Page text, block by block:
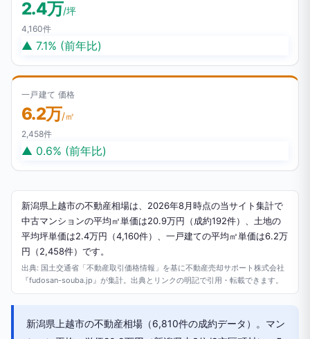
2.4万/坪
4,160件
▲ 7.1% (前年比)
一戸建て 価格
6.2万/㎡
2,458件
▲ 0.6% (前年比)
新潟県上越市の不動産相場は、2026年8月時点の当サイト集計で
中古マンションの平均㎡単価は20.9万円（成約192件）、土地の
平均坪単価は2.4万円（4,160件）、一戸建ての平均㎡単価は6.2万
円（2,458件）です。
出典: 国土交通省「不動産取引価格情報」を基に不動産売却サポート株式会社
『fudosan-souba.jp』が集計。出典とリンクの明記で引用・転載できます。
新潟県上越市の不動産相場（6,810件の成約データ）。マン